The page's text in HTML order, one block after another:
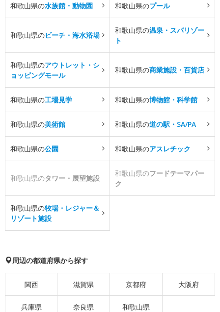
和歌山県の水族館・動物園 和歌山県のプール
和歌山県のビーチ・海水浴場
和歌山県の温泉・スパリゾー
ト
和歌山県のアウトレット・シ
ョッピングモール
和歌山県の商業施設・百貨店
和歌山県の工場見学 和歌山県の博物館・科学館
和歌山県の美術館 和歌山県の道の駅・SA/PA
和歌山県の公園 和歌山県のアスレチック
和歌山県のタワー・展望施設
和歌山県のフードテーマパー
ク
和歌山県の牧場・レジャー＆
リゾート施設
周辺の都道府県から探す
関西 滋賀県 京都府 大阪府
兵庫県 奈良県 和歌山県